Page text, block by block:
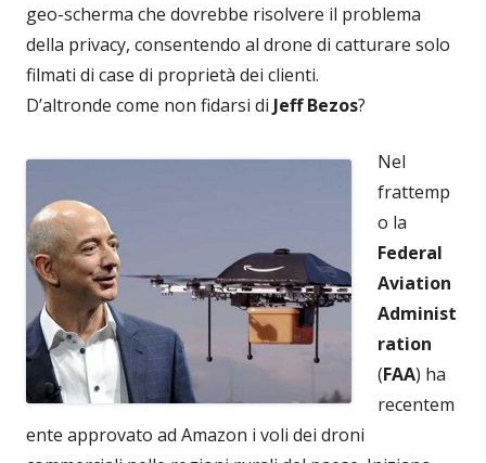
geo-scherma che dovrebbe risolvere il problema
della privacy, consentendo al drone di catturare solo
filmati di case di proprietà dei clienti.
D’altronde come non fidarsi di Jeff Bezos?
Nel
frattemp
o la
Federal
Aviation
Administ
ration
(FAA) ha
recentem
ente approvato ad Amazon i voli dei droni